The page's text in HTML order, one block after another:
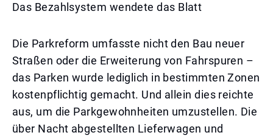
Das Bezahlsystem wendete das Blatt
Die Parkreform umfasste nicht den Bau neuer
Straßen oder die Erweiterung von Fahrspuren –
das Parken wurde lediglich in bestimmten Zonen
kostenpflichtig gemacht. Und allein dies reichte
aus, um die Parkgewohnheiten umzustellen. Die
über Nacht abgestellten Lieferwagen und